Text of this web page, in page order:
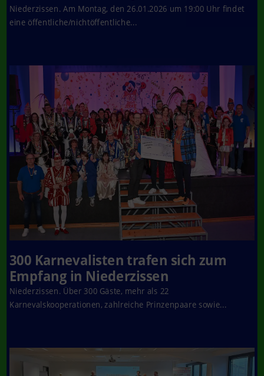
Niederzissen. Am Montag, den 26.01.2026 um 19:00 Uhr findet
eine öffentliche/nichtöffentliche...
300 Karnevalisten trafen sich zum
Empfang in Niederzissen
Niederzissen. Über 300 Gäste, mehr als 22
Karnevalskooperationen, zahlreiche Prinzenpaare sowie...